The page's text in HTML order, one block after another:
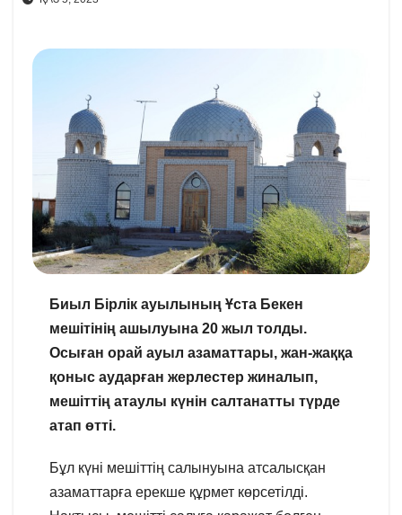
Биыл Бірлік ауылының Ұста Бекен
мешітінің ашылуына 20 жыл толды.
Осыған орай ауыл азаматтары, жан-жаққа
қоныс аударған жерлестер жиналып,
мешіттің атаулы күнін салтанатты түрде
атап өтті.
Бұл күні мешіттің салынуына атсалысқан
азаматтарға ерекше құрмет көрсетілді.